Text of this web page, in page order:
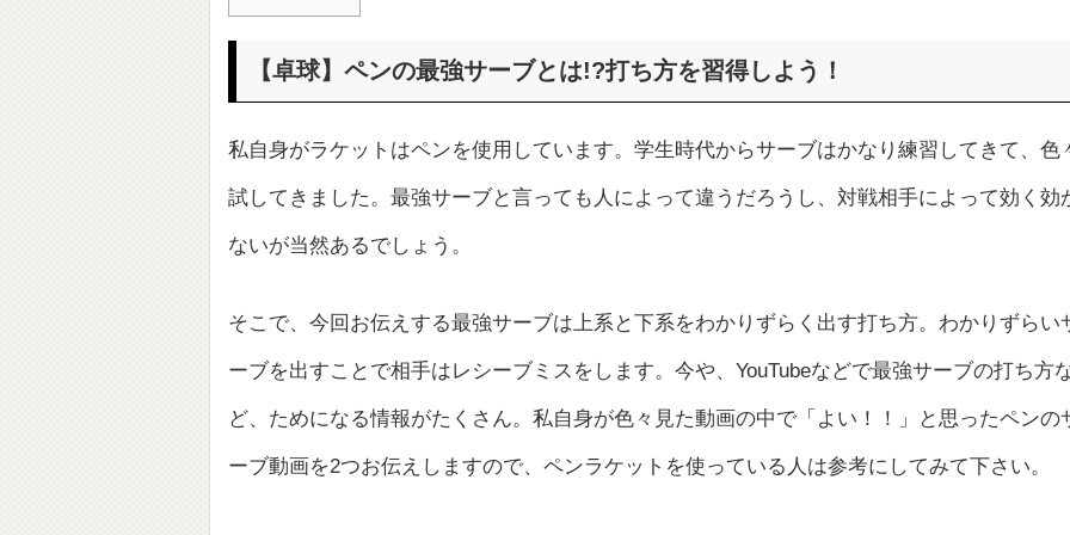
【卓球】ペンの最強サーブとは!?打ち方を習得しよう！
私自身がラケットはペンを使用しています。学生時代からサーブはかなり練習してきて、色
試してきました。最強サーブと言っても人によって違うだろうし、対戦相手によって効く効
ないが当然あるでしょう。
そこで、今回お伝えする最強サーブは上系と下系をわかりずらく出す打ち方。わかりずらい
ーブを出すことで相手はレシーブミスをします。今や、YouTubeなどで最強サーブの打ち方
ど、ためになる情報がたくさん。私自身が色々見た動画の中で「よい！！」と思ったペンの
ーブ動画を2つお伝えしますので、ペンラケットを使っている人は参考にしてみて下さい。